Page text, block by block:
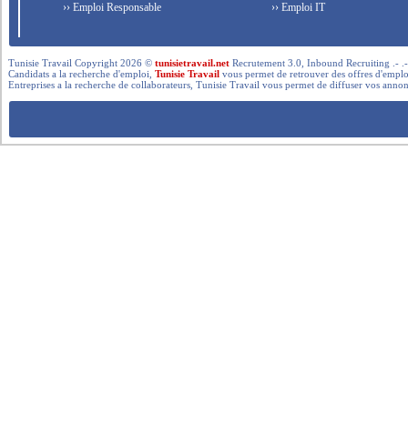
›› Emploi Responsable
›› Emploi IT
Tunisie Travail Copyright 2026 ©tunisietravail.net Recrutement 3.0, Inbound Recruiting .-
Candidats a la recherche d'emploi,Tunisie Travail vous permet de retrouver des offres
Entreprises a la recherche de collaborateurs, Tunisie Travail vous permet de diffuser vos